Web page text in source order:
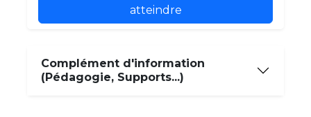
atteindre
Complément d'information
(Pédagogie, Supports...)